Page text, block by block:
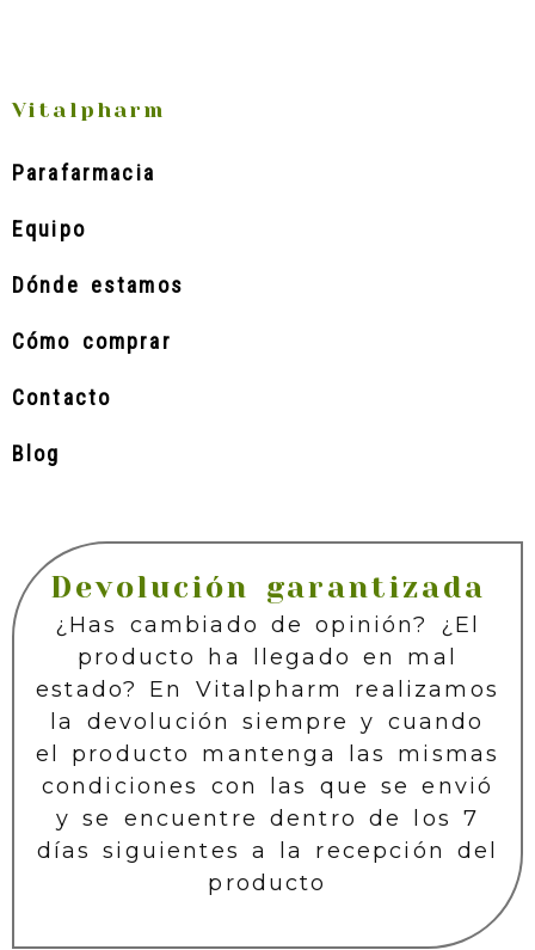
Vitalpharm
Parafarmacia
Equipo
Dónde estamos
Cómo comprar
Contacto
Blog
Devolución garantizada
¿Has cambiado de opinión? ¿El
producto ha llegado en mal
estado? En Vitalpharm realizamos
la devolución siempre y cuando
el producto mantenga las mismas
condiciones con las que se envió
y se encuentre dentro de los 7
días siguientes a la recepción del
producto